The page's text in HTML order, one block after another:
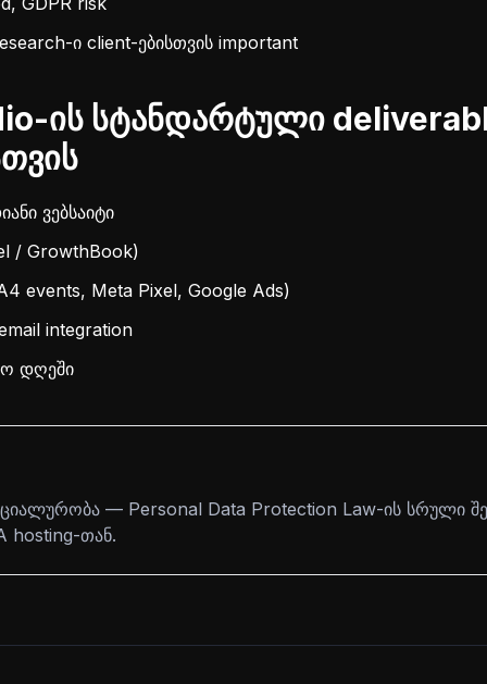
ი client-ებისთვის important
ის სტანდარტული
ვებსაიტი
/ GrowthBook)
events, Meta Pixel, Google Ads)
integration
დღეში
— Personal Data Protection Law-ის სრული
hosting-თან.